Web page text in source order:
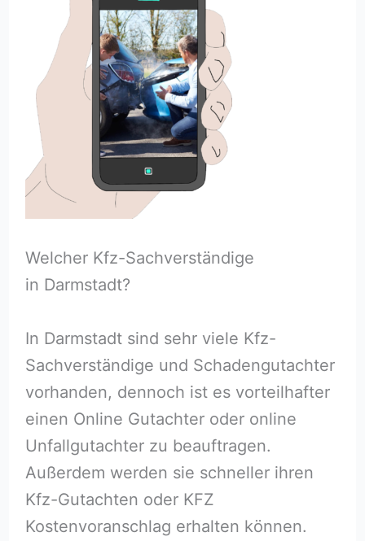
Welcher Kfz-Sachverständige
in Darmstadt?
In Darmstadt sind sehr viele Kfz-
Sachverständige und Schadengutachter
vorhanden, dennoch ist es vorteilhafter
einen Online Gutachter oder online
Unfallgutachter zu beauftragen.
Außerdem werden sie schneller ihren
Kfz-Gutachten oder KFZ
Kostenvoranschlag erhalten können.